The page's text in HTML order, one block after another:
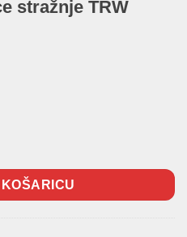
stražnje TRW
MCB707 količina